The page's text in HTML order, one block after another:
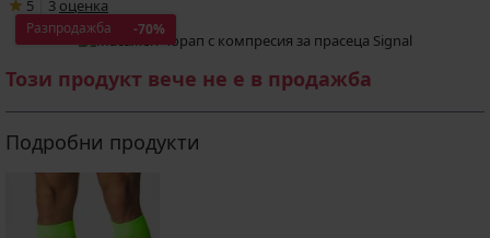
5 3 oценка
Разпродажба -70%
Този продукт вече не е в продажба
Подробни продукти